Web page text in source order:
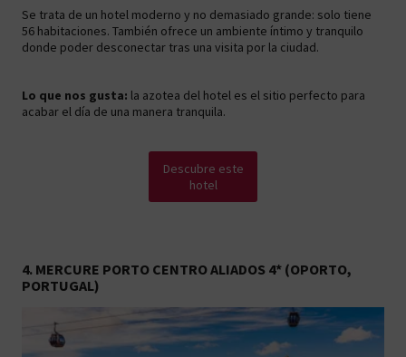
Se trata de un hotel moderno y no demasiado grande: solo tiene
56 habitaciones. También ofrece un ambiente íntimo y tranquilo
donde poder desconectar tras una visita por la ciudad.
Lo que nos gusta: la azotea del hotel es el sitio perfecto para
acabar el día de una manera tranquila.
Descubre este
hotel
4. MERCURE PORTO CENTRO ALIADOS 4* (OPORTO,
PORTUGAL)